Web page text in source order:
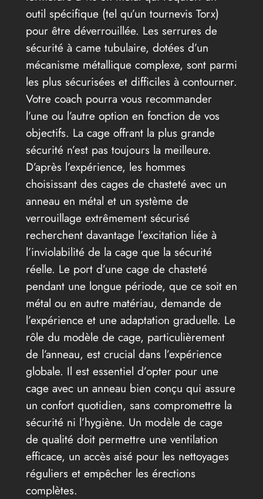
outil spécifique (tel qu’un tournevis Torx)
pour être déverrouillée. Les serrures de
sécurité à came tubulaire, dotées d’un
mécanisme métallique complexe, sont parmi
les plus sécurisées et difficiles à contourner.
Votre coach pourra vous recommander
l’une ou l’autre option en fonction de vos
objectifs. La cage offrant la plus grande
sécurité n’est pas toujours la meilleure.
D’après l’expérience, les hommes
choisissant des cages de chasteté avec un
anneau en métal et un système de
verrouillage extrêmement sécurisé
recherchent davantage l’excitation liée à
l’inviolabilité de la cage que la sécurité
réelle. Le port d’une cage de chasteté
pendant une longue période, que ce soit en
métal ou en autre matériau, demande de
l’expérience et une adaptation graduelle. Le
rôle du modèle de cage, particulièrement
de l’anneau, est crucial dans l’expérience
globale. Il est essentiel d’opter pour une
cage avec un anneau bien conçu qui assure
un confort quotidien, sans compromettre la
sécurité ni l’hygiène. Un modèle de cage
de qualité doit permettre une ventilation
efficace, un accès aisé pour les nettoyages
réguliers et empêcher les érections
complètes.